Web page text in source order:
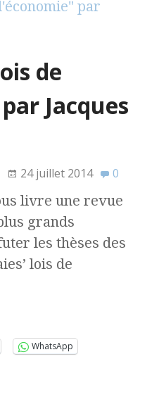
de
Jacques
24 juillet 2014 0
livre une revue
grands
les thèses des
lois de
WhatsApp